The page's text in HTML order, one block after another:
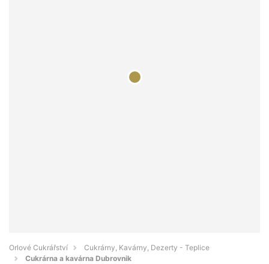
Orlové Cukrářství
Cukrárny, Kavárny, Dezerty - Teplice
Cukrárna a kavárna Dubrovnik